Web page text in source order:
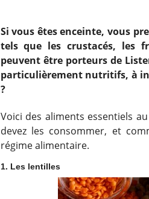
Si vous êtes enceinte, vous
tels que les crustacés, les
peuvent être porteurs de
particulièrement nutritifs, à
?
Voici des aliments essentiels
devez les consommer, et
régime alimentaire.
1. Les lentilles